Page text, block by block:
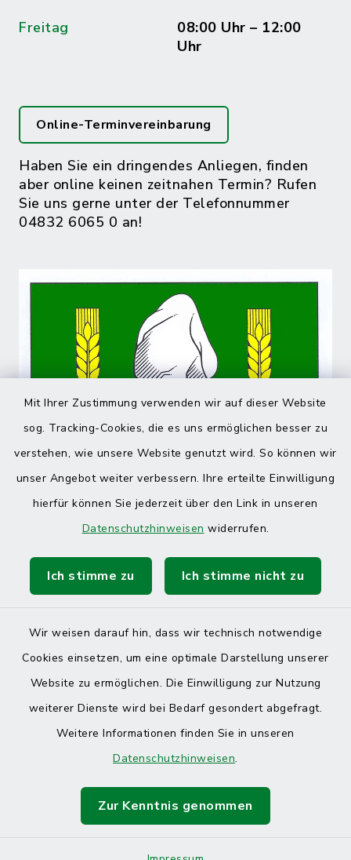
Mit Ihrer Zustimmung verwenden wir auf dieser Website
sog. Tracking-Cookies, die es uns ermöglichen besser zu
verstehen, wie unsere Website genutzt wird. So können wir
unser Angebot weiter verbessern. Ihre erteilte Einwilligung
hierfür können Sie jederzeit über den Link in unseren
Datenschutzhinweisen widerrufen.
Ich stimme zu Ich stimme nicht zu
Wir weisen darauf hin, dass wir technisch notwendige
Cookies einsetzen, um eine optimale Darstellung unserer
Website zu ermöglichen. Die Einwilligung zur Nutzung
weiterer Dienste wird bei Bedarf gesondert abgefragt.
Weitere Informationen finden Sie in unseren
Datenschutzhinweisen.
Zur Kenntnis genommen
Freitag
08:00 Uhr – 12:00
Uhr
Online-Terminvereinbarung
Haben Sie ein dringendes Anliegen, finden
aber online keinen zeitnahen Termin? Rufen
Sie uns gerne unter der Telefonnummer
04832 6065 0 an!
Barrierefreiheit